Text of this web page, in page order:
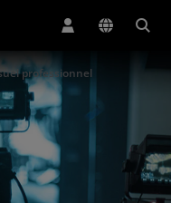
professionnel